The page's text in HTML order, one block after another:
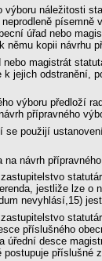
výboru náležitosti
úřad nebo
němu kopii návrhu
magistrát
jejich odstranění,
výboru předloží
přípravného
se použijí
návrh
jestliže lze o
nevyhlásí,15)
příslušného
úřední desce
postupuje příslušné